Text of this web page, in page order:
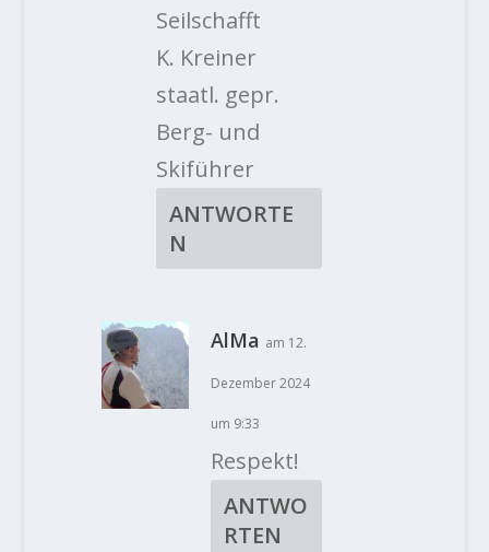
Seilschafft
K. Kreiner
staatl. gepr.
Berg- und
Skiführer
ANTWORTE
N
AlMa am 12.
Dezember 2024
um 9:33
Respekt!
ANTWO
RTEN